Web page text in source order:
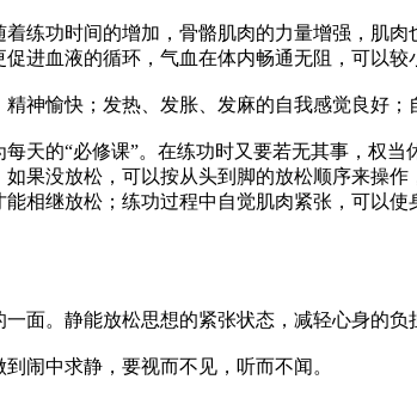
练功时间的增加，骨骼肌肉的力量增强，肌
进血液的循环，气血在体内畅通无阻，可以较
神愉快；发热、发胀、发麻的自我感觉良好；
天的“必修课”。在练功时又要若无其事，权
果没放松，可以按从头到脚的放松顺序来操
相继放松；练功过程中自觉肌肉紧张，可以
面。静能放松思想的紧张状态，减轻心身的负
闹中求静，要视而不见，听而不闻。